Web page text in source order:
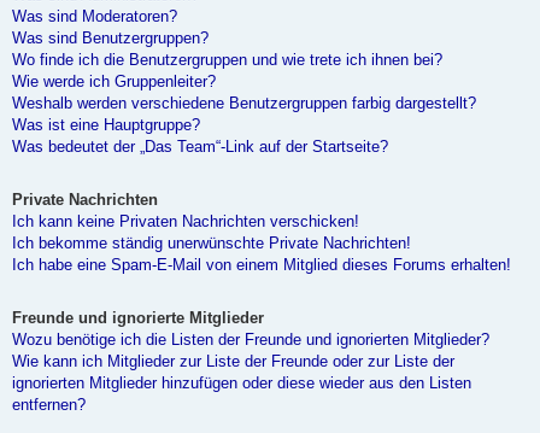
Was sind Moderatoren?
Was sind Benutzergruppen?
Wo finde ich die Benutzergruppen und wie trete ich ihnen bei?
Wie werde ich Gruppenleiter?
Weshalb werden verschiedene Benutzergruppen farbig dargestellt?
Was ist eine Hauptgruppe?
Was bedeutet der „Das Team“-Link auf der Startseite?
Private Nachrichten
Ich kann keine Privaten Nachrichten verschicken!
Ich bekomme ständig unerwünschte Private Nachrichten!
Ich habe eine Spam-E-Mail von einem Mitglied dieses Forums erhalten!
Freunde und ignorierte Mitglieder
Wozu benötige ich die Listen der Freunde und ignorierten Mitglieder?
Wie kann ich Mitglieder zur Liste der Freunde oder zur Liste der
ignorierten Mitglieder hinzufügen oder diese wieder aus den Listen
entfernen?